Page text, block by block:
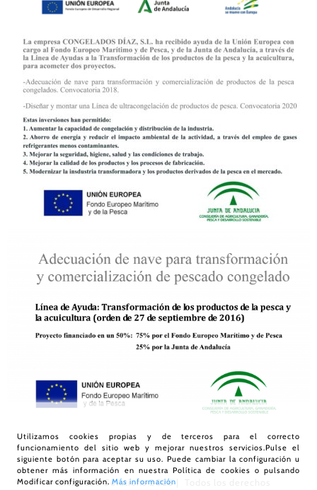
© Díaz Food Solutions2026 | Todos los derechos
Utilizamos cookies propias y de terceros para el correcto
funcionamiento del sitio web y mejorar nuestros servicios.Pulse el
siguiente botón para aceptar su uso. Puede cambiar la configuración u
obtener más información en nuestraPolítica de cookies o pulsando
Modificar configuración. Más información